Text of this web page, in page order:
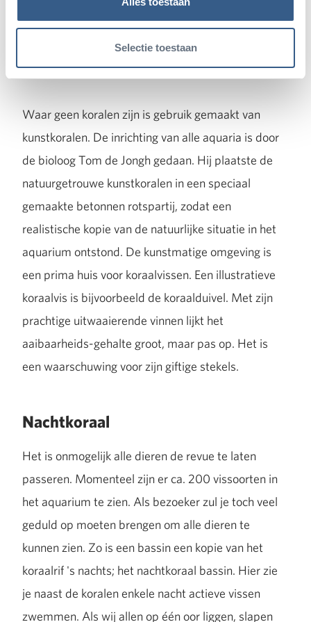
Selectie toestaan
Waar geen koralen zijn is gebruik gemaakt van
kunstkoralen. De inrichting van alle aquaria is door
de bioloog Tom de Jongh gedaan. Hij plaatste de
natuurgetrouwe kunstkoralen in een speciaal
gemaakte betonnen rotspartij, zodat een
realistische kopie van de natuurlijke situatie in het
aquarium ontstond. De kunstmatige omgeving is
een prima huis voor koraalvissen. Een illustratieve
koraalvis is bijvoorbeeld de koraalduivel. Met zijn
prachtige uitwaaierende vinnen lijkt het
aaibaarheids-gehalte groot, maar pas op. Het is
een waarschuwing voor zijn giftige stekels.
Nachtkoraal
Het is onmogelijk alle dieren de revue te laten
passeren. Momenteel zijn er ca. 200 vissoorten in
het aquarium te zien. Als bezoeker zul je toch veel
geduld op moeten brengen om alle dieren te
kunnen zien. Zo is een bassin een kopie van het
koraalrif 's nachts; het nachtkoraal bassin. Hier zie
je naast de koralen enkele nacht actieve vissen
zwemmen. Als wij allen op één oor liggen, slapen